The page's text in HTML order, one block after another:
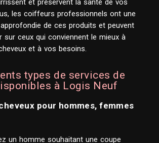
et préservent la santé de vos
les coiffeurs professionnels ont une
de ces produits et peuvent
sur ceux qui conviennent le mieux à
et à vos besoins.
types de services de
à Logis Neuf
pour hommes, femmes
un homme souhaitant une coupe